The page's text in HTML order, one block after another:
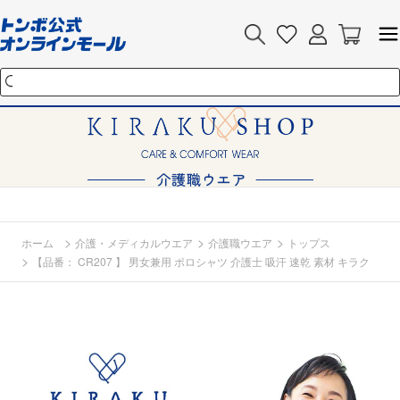
ホーム > 介護・メディカルウエア > 介護職ウエア > トップス
> 【品番： CR207 】 男女兼用 ポロシャツ 介護士 吸汗 速乾 素材 キラク